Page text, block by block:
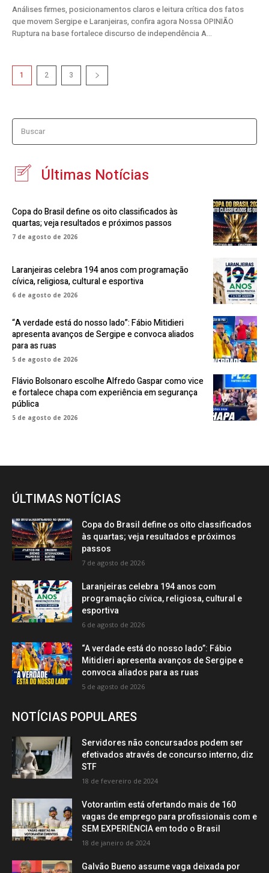
Análises firmes, posicionamentos claros e leitura crítica dos fatos
que movem Sergipe e Laranjeiras, confira agora Nossa OPINIÃO
Ruptura na base fortalece discurso de independência A...
1 2 3
Buscar
Últimas Notícias
Copa do Brasil define os oito classificados às
quartas; veja resultados e próximos passos
7 de agosto de 2026
Laranjeiras celebra 194 anos com programação
cívica, religiosa, cultural e esportiva
6 de agosto de 2026
“A verdade está do nosso lado”: Fábio Mitidieri
apresenta avanços de Sergipe e convoca aliados
para as ruas
5 de agosto de 2026
Flávio Bolsonaro escolhe Alfredo Gaspar como vice
e fortalece chapa com experiência em segurança
pública
5 de agosto de 2026
ÚLTIMAS NOTÍCIAS
Copa do Brasil define os oito classificados
às quartas; veja resultados e próximos
passos
7 de agosto de 2026
Laranjeiras celebra 194 anos com
programação cívica, religiosa, cultural e
esportiva
6 de agosto de 2026
“A verdade está do nosso lado”: Fábio
Mitidieri apresenta avanços de Sergipe e
convoca aliados para as ruas
5 de agosto de 2026
NOTÍCIAS POPULARES
Servidores não concursados podem ser
efetivados através de concurso interno, diz
STF
18 de fevereiro de 2024
Votorantim está ofertando mais de 160
vagas de emprego para profissionais com e
SEM EXPERIÊNCIA em todo o Brasil
18 de janeiro de 2024
Galvão Bueno assume vaga deixada por